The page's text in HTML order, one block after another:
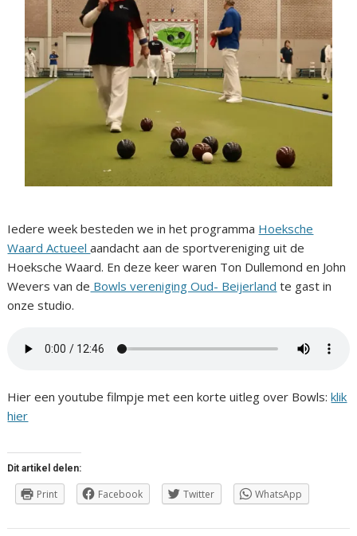
Iedere week besteden we in het programma Hoeksche
Waard Actueelaandacht aan de sportvereniging uit de
Hoeksche Waard. En deze keer waren Ton Dullemond en John
Wevers van de Bowls vereniging Oud- Beijerland te gast in
onze studio.
Hier een youtube filmpje met een korte uitleg over Bowls:klik
hier
Dit artikel delen:
Print Facebook Twitter WhatsApp